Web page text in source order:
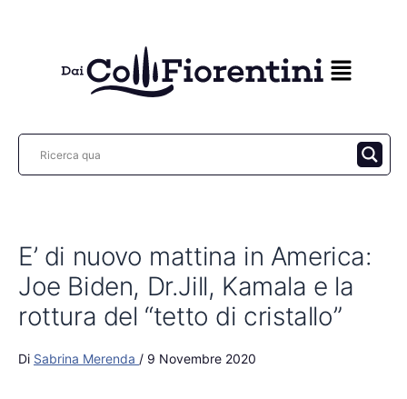
E’ di nuovo mattina in America:
Joe Biden, Dr.Jill, Kamala e la
rottura del “tetto di cristallo”
Di Sabrina Merenda / 9 Novembre 2020